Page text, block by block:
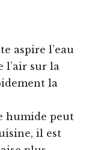
aspire l’eau
l’air sur la
la
humide peut
il est